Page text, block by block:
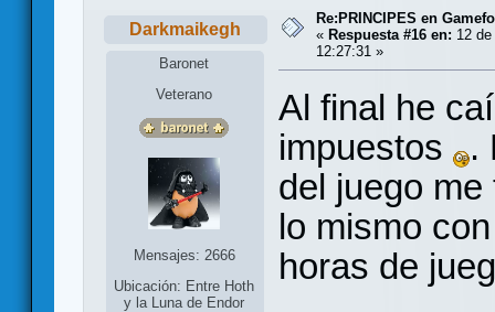
Darkmaikegh
Baronet
Veterano
Mensajes: 2666
Ubicación: Entre Hoth
y la Luna de Endor
Re:PRINCIPES en
« Respuesta #16 en: 12
12:27:31 »
Al final he
impuestos
.
del juego
lo mismo
horas de